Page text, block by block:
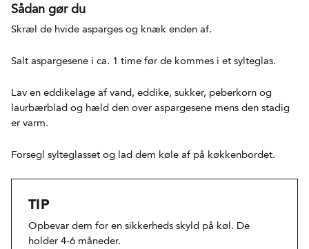
Sådan gør du
Skræl de hvide asparges og knæk enden af.
Salt aspargesene i ca. 1 time før de kommes i et sylteglas.
Lav en eddikelage af vand, eddike, sukker, peberkorn og
laurbærblad og hæld den over aspargesene mens den stadig
er varm.
Forsegl sylteglasset og lad dem køle af på køkkenbordet.
TIP
Opbevar dem for en sikkerheds skyld på køl. De
holder 4-6 måneder.